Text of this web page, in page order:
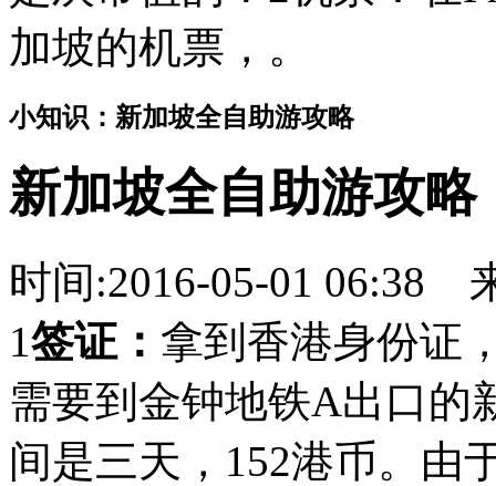
加坡的机票，。
小知识：新加坡全自助游攻略
新加坡全自助游攻略
时间:2016-05-01 06:38
1签证： 拿到香港身份证
需要到金钟地铁A出口的
间是三天，152港币。由